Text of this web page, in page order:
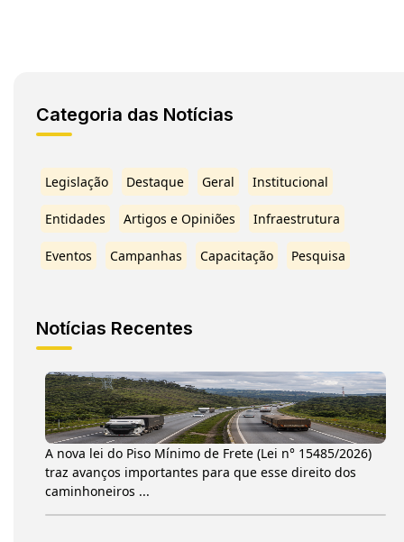
Categoria das Notícias
Legislação Destaque Geral Institucional
Entidades Artigos e Opiniões Infraestrutura
Eventos Campanhas Capacitação Pesquisa
Notícias Recentes
A nova lei do Piso Mínimo de Frete (Lei n° 15485/2026)
traz avanços importantes para que esse direito dos
caminhoneiros ...